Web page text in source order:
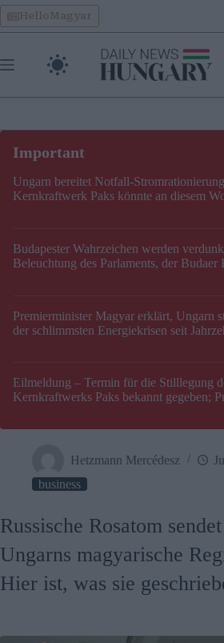
Skip
to
content
HelloMagyar
Ungarn bereitet Notfall-
Kernkraftwerk Paks könnte an diesem
Budapester Wahrzeichen werden
Beleuchtung des Parlaments, der Budaer
Premierminister Magyar erklärt, Ungarn
der schlimmsten Energiekrisen seit
Eilmeldung – Termin für die Stilllegung
Kernkraftwerks Paks bekannt gegeben;
Hetzmann Mercédesz
business
Russische Rosatom
Ungarns magyarische
Hier ist, was sie